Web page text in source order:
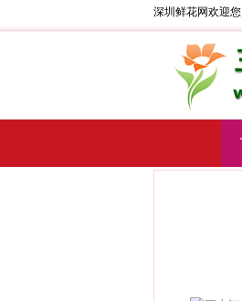
深圳鲜花网欢迎